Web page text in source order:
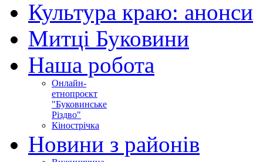
Культура краю: анонси
Митці Буковини
Наша робота
Онлайн-
етнопроєкт
"Буковинське
Різдво"
Кінострічка
Новини з районів